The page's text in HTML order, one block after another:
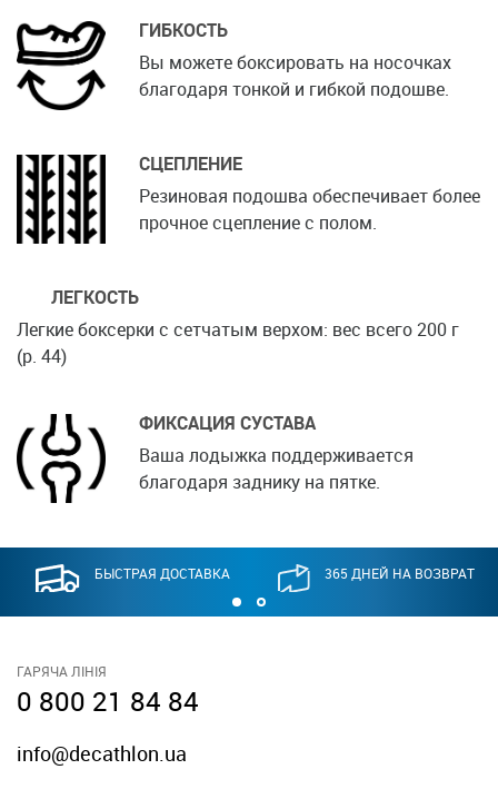
ГИБКОСТЬ
Вы можете боксировать на носочках
благодаря тонкой и гибкой подошве.
СЦЕПЛЕНИЕ
Резиновая подошва обеспечивает более
прочное сцепление с полом.
ЛЕГКОСТЬ
Легкие боксерки с сетчатым верхом: вес всего 200 г
(р. 44)
ФИКСАЦИЯ СУСТАВА
Ваша лодыжка поддерживается
благодаря заднику на пятке.
БЫСТРАЯ ДОСТАВКА 365 ДНЕЙ НА ВОЗВРАТ
ГАРЯЧА ЛІНІЯ
0 800 21 84 84
info@decathlon.ua